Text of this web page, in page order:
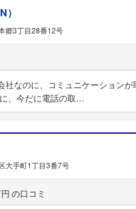
郷3丁目28番12号
なのに、コミュニケーションが
、今だに電話の取…
大手町1丁目3番7号